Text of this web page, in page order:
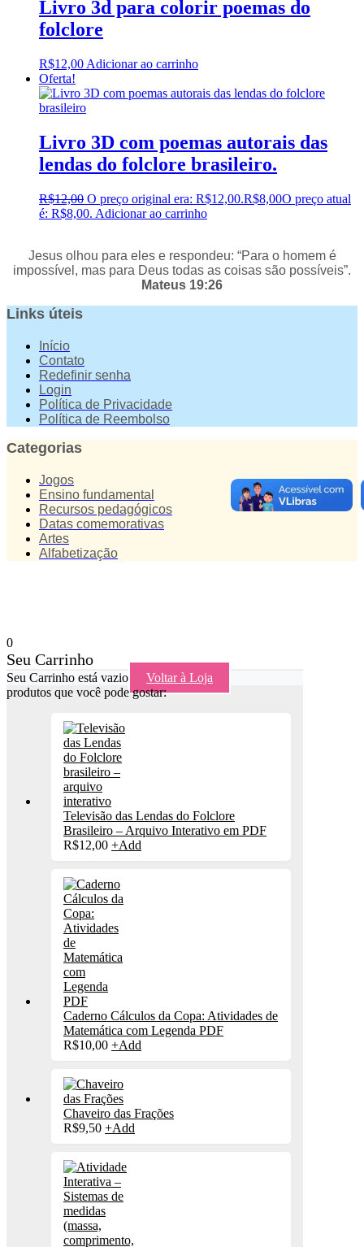
Livro 3d para colorir poemas do
folclore
R$12,00 Adicionar ao carrinho
Oferta!
Livro 3D com poemas autorais das
lendas do folclore brasileiro.
R$12,00 O preço original era: R$12,00.R$8,00O preço atual
é: R$8,00. Adicionar ao carrinho
Jesus olhou para eles e respondeu: “Para o homem é
impossível, mas para Deus todas as coisas são possíveis”.
Mateus 19:26
Links úteis
Início
Contato
Redefinir senha
Login
Política de Privacidade
Política de Reembolso
Categorias
Jogos
Ensino fundamental
Recursos pedagógicos
Datas comemorativas
Artes
Alfabetização
0
Seu Carrinho
Seu Carrinho está vazio
Voltar à Loja
produtos que você pode gostar:
Televisão das Lendas do Folclore
Brasileiro – Arquivo Interativo em PDF
R$12,00 +Add
Caderno Cálculos da Copa: Atividades de
Matemática com Legenda PDF
R$10,00 +Add
Chaveiro das Frações
R$9,50 +Add